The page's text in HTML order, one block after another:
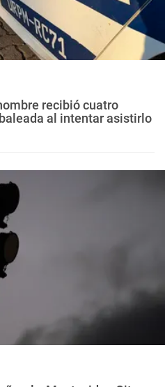
recibió cuatro
al intentar asistirlo